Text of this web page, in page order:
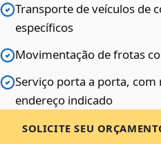
Transporte de veículos de
específicos
Movimentação de frotas
Serviço porta a porta,
endereço indicado
SOLICITE SEU